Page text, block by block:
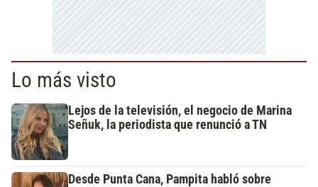
Lo más visto
Lejos de la televisión, el negocio de Marina
Señuk, la periodista que renunció a TN
Desde Punta Cana, Pampita habló sobre